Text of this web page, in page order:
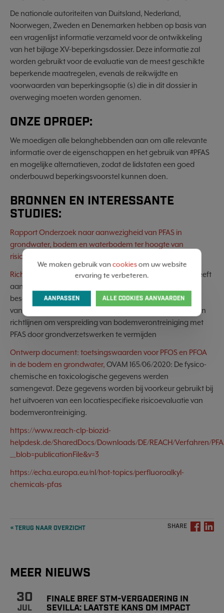
De nationale autoriteiten van Duitsland, Nederland,
Noorwegen, Zweden en Denemarken hebben op basis van
een vragenlijst informatie verzameld voor de ontwikkeling
van het bijlage XV-beperkingsdossier. Deze informatie zal
worden gebruikt voor de evaluatie van de meest geschikte
beperkende maatregelen, evenals de reikwijdte en
voorwaarden van beperkingsoptie (s) die in dit dossier in
overweging moeten worden genomen.
ONZE OPROEP:
We moedigen alle belanghebbenden aan om alle relevante
informatie over de eigenschappen en het gebruik van #PFAS
en mogelijke alternatieven, zodat de lidstaten een goed
onderbouwd beperkingsvoorstel kunnen doen.
BRONNEN EN INTERESSANTE
STUDIES:
Rapport Onderzoek naar aanwezigheid van PFAS in
grondwater, bodem en waterbodem ter hoogte van
risicoactiviteiten in Vlaanderen,
Richtlijn PFAS onderzoek,OVAM 1/4/2021: Dit document geeft
aan wanneer PFAS als verdachte stoffen moeten worden
beschouwd bij decretale bodemonderzoeken en in kader
van grondverzet. De brochure omvat aandachtspunten en
richtlijnen om verspreiding van bodemverontreiniging met
PFAS door grondverzetswerken te vermijden
Ontwerp document: toetsingswaarden voor PFOS en PFOA
in de bodem en grondwater, OVAM 165/06/2020: De fysico-
chemische en toxicologische gegevens werden
samengevat. Deze gegevens worden bij voorkeur gebruikt bij
het uitvoeren van een locatiespecifieke risicoevaluatie van
bodemverontreiniging.
https://www.reach-clp-biozid-
helpdesk.de/SharedDocs/Downloads/DE/REACH/Verfahren/
__blob=publicationFile&v=3
https://echa.europa.eu/nl/hot-topics/perfluoroalkyl-
chemicals-pfas
« TERUG NAAR OVERZICHT SHARE
MEER NIEUWS
30
JUL
FINALE BREF STM-VERGADERING IN
SEVILLA: LAATSTE KANS OM IMPACT
We maken gebruik vancookiesom uw website
ervaring te verbeteren.
AANPASSEN ALLE COOKIES AANVAARDEN